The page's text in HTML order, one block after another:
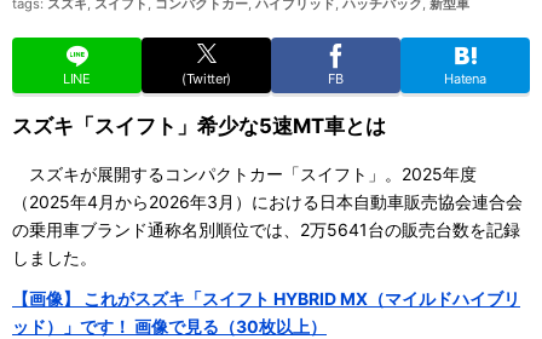
tags: スズキ, スイフト , コンパクトカー, ハイブリッド, ハッチバック, 新型車
LINE (Twitter) FB Hatena
スズキ「スイフト」希少な5速MT車とは
スズキが展開するコンパクトカー「スイフト」。2025年度
（2025年4月から2026年3月）における日本自動車販売協会連合会
の乗用車ブランド通称名別順位では、2万5641台の販売台数を記録
しました。
【画像】 これがスズキ「スイフト HYBRID MX（マイルドハイブリ
ッド）」です！ 画像で見る（30枚以上）